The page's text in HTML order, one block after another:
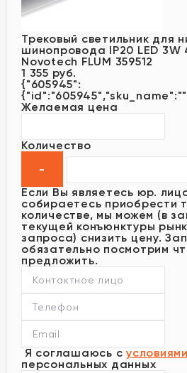
Трековый светильник для
шинопровода IP20 LED 3W
Novotech FLUM 359512
1 355 руб.
{"605945":
Желаемая цена
Количество
Если Вы являетесь юр.
собираетесь приобрести
количестве, мы можем (в
текущей конъюнктуры
запроса) снизить цену.
обязательно посмотрим
предложить.
Я соглашаюсь с
персональных данных